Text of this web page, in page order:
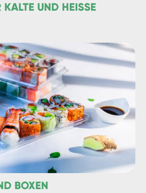
UND HEISSE S
BOXEN